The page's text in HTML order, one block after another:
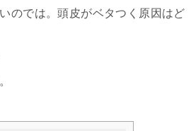
のでは。頭皮がベタつく原因はど